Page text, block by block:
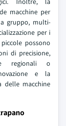
macchine per
gruppo, multi-
per i
possono
di precisione,
regionali o
e la
delle macchine